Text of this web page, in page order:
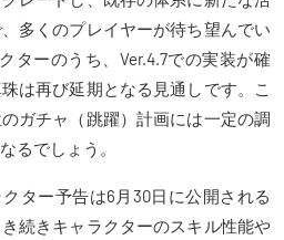
多くのプレイヤーが待ち望んでい
ターのうち、Ver.4.7での実装が確
は再び延期となる見通しです。こ
ガチャ（跳躍）計画には一定の調
るでしょう。
ター予告は6月30日に公開される
続きキャラクターのスキル性能や